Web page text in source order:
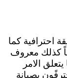
احترافية كما
كذلك معروف
الامر
بصيانة